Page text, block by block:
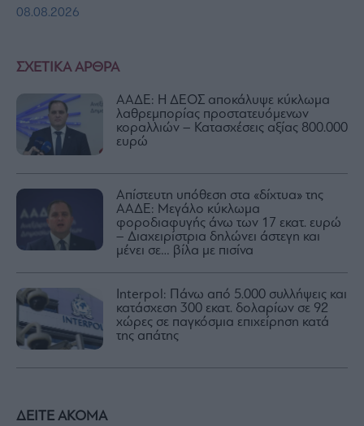
ΣΧΕΤΙΚΑ ΑΡΘΡΑ
ΑΑΔΕ: Η ΔΕΟΣ αποκάλυψε κύκλωμα
λαθρεμπορίας προστατευόμενων
κοραλλιών – Κατασχέσεις αξίας 800.000
ευρώ
Απίστευτη υπόθεση στα «δίχτυα» της
ΑΑΔΕ: Μεγάλο κύκλωμα
φοροδιαφυγής άνω των 17 εκατ. ευρώ
– Διαχειρίστρια δηλώνει άστεγη και
μένει σε… βίλα με πισίνα
Interpol: Πάνω από 5.000 συλλήψεις και
κατάσχεση 300 εκατ. δολαρίων σε 92
χώρες σε παγκόσμια επιχείρηση κατά
της απάτης
08.08.2026
ΔΕΙΤΕ ΑΚΟΜΑ